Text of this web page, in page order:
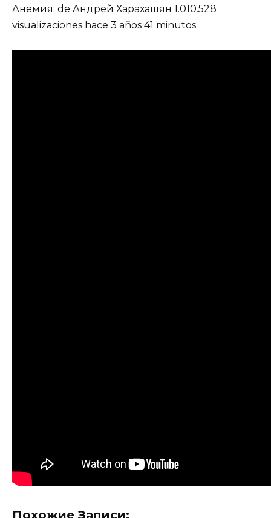
Анемия. de Андрей Харахашян 1.010.528
visualizaciones hace 3 años 41 minutos
Похожие Записи: